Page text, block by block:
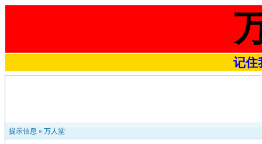
记住
提示信息 » 万人堂